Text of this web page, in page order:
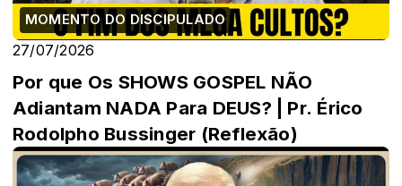
MOMENTO DO DISCIPULADO
27/07/2026
Por que Os SHOWS GOSPEL NÃO
Adiantam NADA Para DEUS? | Pr. Érico
Rodolpho Bussinger (Reflexão)